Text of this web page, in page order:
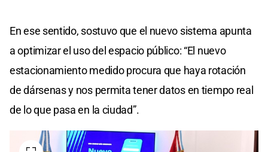
En ese sentido, sostuvo que el nuevo sistema apunta
a optimizar el uso del espacio público: “El nuevo
estacionamiento medido procura que haya rotación
de dársenas y nos permita tener datos en tiempo real
de lo que pasa en la ciudad”.